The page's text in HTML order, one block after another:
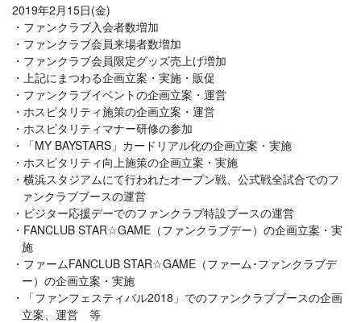
2019年2月15日(金)
ファンクラブ入会者数増加
ファンクラブ会員来場者数増加
ファンクラブ会員限定グッズ売上げ増加
上記にまつわる企画立案・実施・販促
ファンクラブイベントの企画立案・運営
ホスピタリティ施策の企画立案・運営
ホスピタリティマナー研修の参加
「MY BAYSTARS」カードリアル化の企画立案・実施
ホスピタリティ向上施策の企画立案・実施
横浜スタジアムにて行われたオープン戦、公式戦全試合でのフ
ァンクラブブースの運営
ビジター応援デーでのファンクラブ特設ブースの運営
FANCLUB STAR☆GAME（ファンクラブデー）の企画立案・実
施
ファームFANCLUB STAR☆GAME（ファーム･ファンクラブデ
ー）の企画立案・実施
「ファンフェスティバル2018」でのファンクラブブースの企画
立案、運営 等